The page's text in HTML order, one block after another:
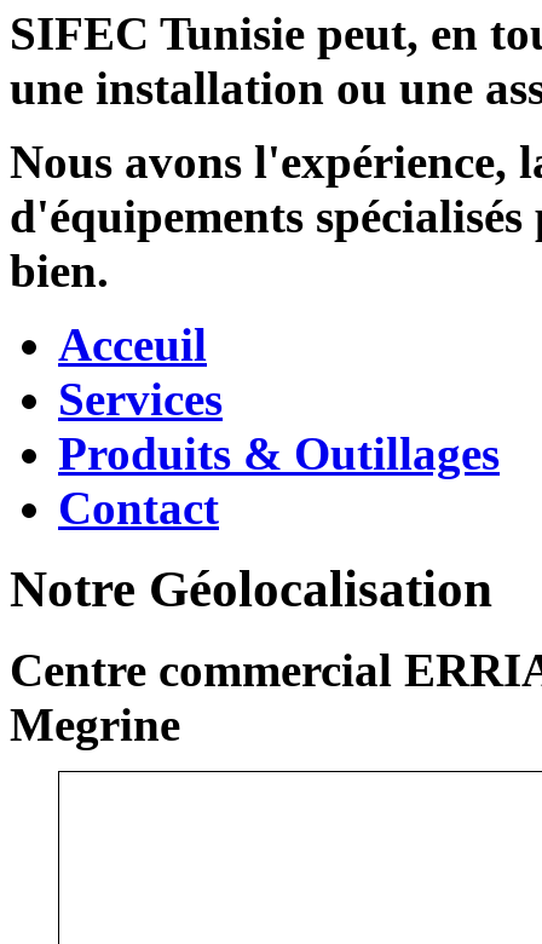
SIFEC Tunisie peut, en
une installation ou une
Nous avons l'expérience,
d'équipements
bien.
Acceuil
Services
Produits & Outillages
Contact
Notre Géolocalisation
Centre commercial
Megrine